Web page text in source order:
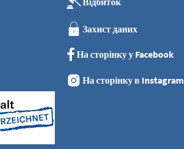
Захист даних
На сторінку у Facebook
На сторінку в Instagram